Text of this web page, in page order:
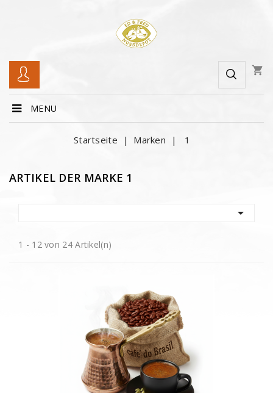
shopping_cart
MENU
Startseite Marken 1
ARTIKEL DER MARKE 1

1 - 12 von 24 Artikel(n)